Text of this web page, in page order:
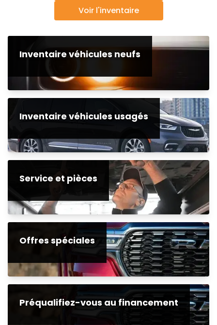
Voir l'inventaire
Inventaire véhicules neufs
Inventaire véhicules usagés
Service et pièces
Offres spéciales
Préqualifiez-vous au financement